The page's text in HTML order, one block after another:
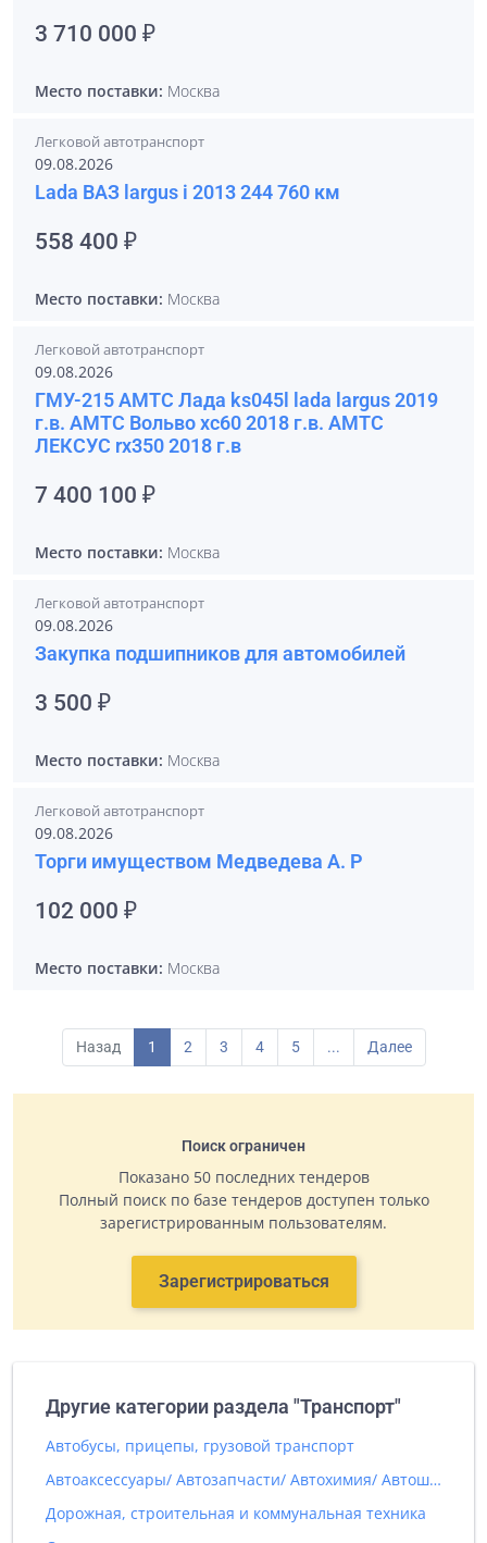
3 710 000 ₽
Место поставки: Москва
Легковой автотранспорт
09.08.2026
Lada ВАЗ largus i 2013 244 760 км
558 400 ₽
Место поставки: Москва
Легковой автотранспорт
09.08.2026
ГМУ-215 АМТС Лада ks045l lada largus 2019
г.в. АМТС Вольво xc60 2018 г.в. АМТС
ЛЕКСУС rx350 2018 г.в
7 400 100 ₽
Место поставки: Москва
Легковой автотранспорт
09.08.2026
Закупка подшипников для автомобилей
3 500 ₽
Место поставки: Москва
Легковой автотранспорт
09.08.2026
Торги имуществом Медведева А. Р
102 000 ₽
Место поставки: Москва
Назад 1 2 3 4 5 ... Далее
Поиск ограничен
Показано 50 последних тендеров
Полный поиск по базе тендеров доступен только
зарегистрированным пользователям.
Зарегистрироваться
Другие категории раздела "Транспорт"
Автобусы, прицепы, грузовой транспорт
Автоаксессуары/ Автозапчасти/ Автохимия/ Автошины
Дорожная, строительная и коммунальная техника